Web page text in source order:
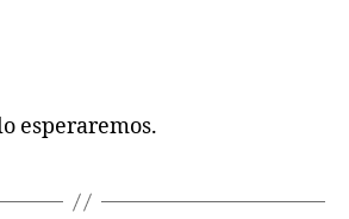
esperaremos.